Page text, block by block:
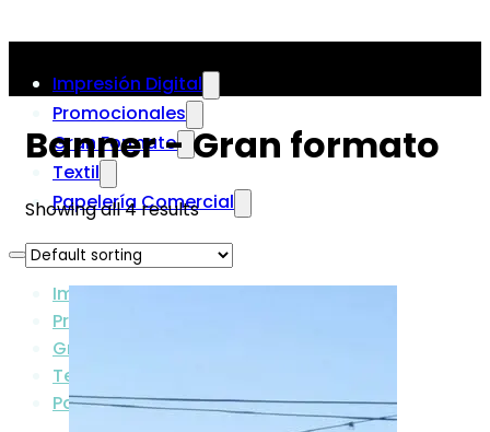
Impresión Digital
Promocionales
Gran Formato
Textil
Papelería Comercial
Impresión Digital
Promocionales
Gran Formato
Textil
Papelería Comercial
Banner - Gran formato
Showing all 4 results